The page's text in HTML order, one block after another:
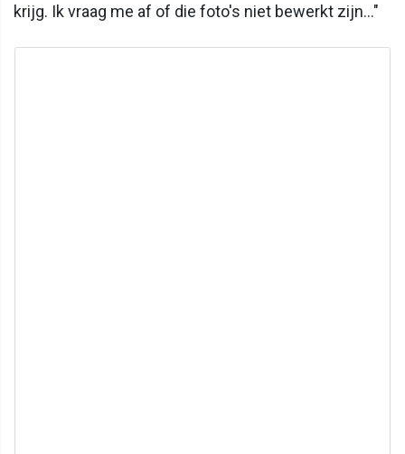
krijg. Ik vraag me af of die foto's niet bewerkt zijn..."